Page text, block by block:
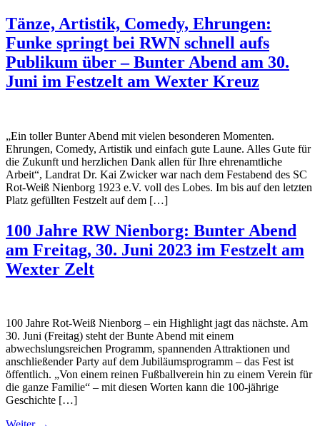
Tänze, Artistik, Comedy, Ehrungen:
Funke springt bei RWN schnell aufs
Publikum über – Bunter Abend am 30.
Juni im Festzelt am Wexter Kreuz
„Ein toller Bunter Abend mit vielen besonderen Momenten.
Ehrungen, Comedy, Artistik und einfach gute Laune. Alles Gute für
die Zukunft und herzlichen Dank allen für Ihre ehrenamtliche
Arbeit“, Landrat Dr. Kai Zwicker war nach dem Festabend des SC
Rot-Weiß Nienborg 1923 e.V. voll des Lobes. Im bis auf den letzten
Platz gefüllten Festzelt auf dem […]
100 Jahre RW Nienborg: Bunter Abend
am Freitag, 30. Juni 2023 im Festzelt am
Wexter Zelt
100 Jahre Rot-Weiß Nienborg – ein Highlight jagt das nächste. Am
30. Juni (Freitag) steht der Bunte Abend mit einem
abwechslungsreichen Programm, spannenden Attraktionen und
anschließender Party auf dem Jubiläumsprogramm – das Fest ist
öffentlich. „Von einem reinen Fußballverein hin zu einem Verein für
die ganze Familie“ – mit diesen Worten kann die 100-jährige
Geschichte […]